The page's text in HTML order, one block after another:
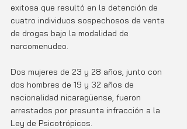
exitosa que resultó en la detención de
cuatro individuos sospechosos de venta
de drogas bajo la modalidad de
narcomenudeo.
Dos mujeres de 23 y 28 años, junto con
dos hombres de 19 y 32 años de
nacionalidad nicaragüense, fueron
arrestados por presunta infracción a la
Ley de Psicotrópicos.